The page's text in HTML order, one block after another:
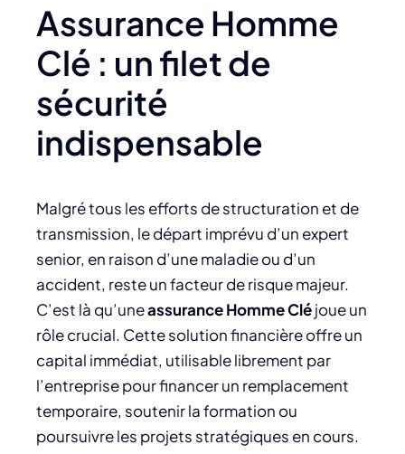
Assurance Homme
Clé : un filet de
sécurité
indispensable
Malgré tous les efforts de structuration et de
transmission, le départ imprévu d’un expert
senior, en raison d’une maladie ou d’un
accident, reste un facteur de risque majeur.
C’est là qu’uneassurance Homme Cléjoue un
rôle crucial. Cette solution financière offre un
capital immédiat, utilisable librement par
l’entreprise pour financer un remplacement
temporaire, soutenir la formation ou
poursuivre les projets stratégiques en cours.